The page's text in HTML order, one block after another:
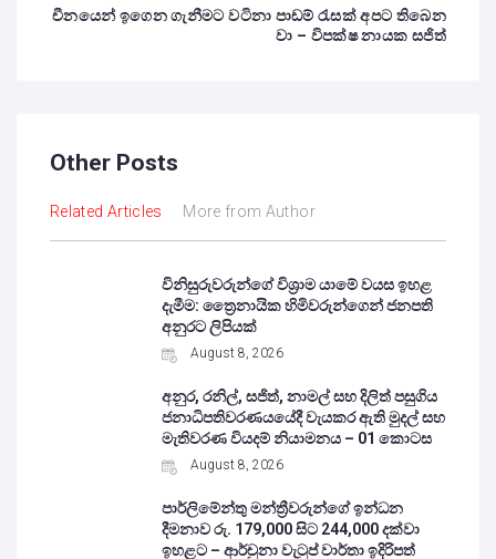
චීනයෙන් ඉගෙන ගැනීමට වටිනා පාඩම් රැසක් අපට තිබෙන
වා – විපක්ෂ නායක සජිත්
Other Posts
Related Articles More from Author
විනිසුරුවරුන්ගේ විශ්‍රාම යාමේ වයස ඉහළ
දැමීම: ත්‍රෛනායික හිමිවරුන්ගෙන් ජනපති
අනුරට ලිපියක්
August 8, 2026
අනුර, රනිල්, සජිත්, නාමල් සහ දිලිත් පසුගිය
ජනාධිපතිවරණයයේදී වැයකර ඇති මුදල් සහ
මැතිවරණ වියදම් නියාමනය – 01 කොටස
August 8, 2026
පාර්ලිමේන්තු මන්ත්‍රීවරුන්ගේ ඉන්ධන
දීමනාව රු. 179,000 සිට 244,000 දක්වා
ඉහළට – ආර්චුනා වැටුප් වාර්තා ඉදිරිපත්